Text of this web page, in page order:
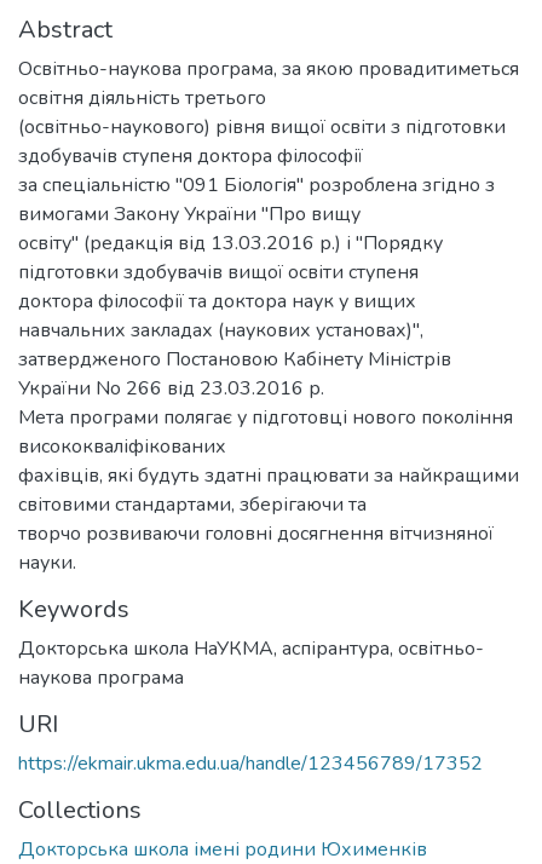
Abstract
Освітньо-наукова програма, за якою провадитиметься
освітня діяльність третього
(освітньо-наукового) рівня вищої освіти з підготовки
здобувачів ступеня доктора філософії
за спеціальністю "091 Біологія" розроблена згідно з
вимогами Закону України "Про вищу
освіту" (редакція від 13.03.2016 р.) і "Порядку
підготовки здобувачів вищої освіти ступеня
доктора філософії та доктора наук у вищих
навчальних закладах (наукових установах)",
затвердженого Постановою Кабінету Міністрів
України No 266 від 23.03.2016 р.
Мета програми полягає у підготовці нового покоління
висококваліфікованих
фахівців, які будуть здатні працювати за найкращими
світовими стандартами, зберігаючи та
творчо розвиваючи головні досягнення вітчизняної
науки.
Keywords
Докторська школа НаУКМА, аспірантура, освітньо-
наукова програма
URI
https://ekmair.ukma.edu.ua/handle/123456789/17352
Collections
Докторська школа імені родини Юхименків